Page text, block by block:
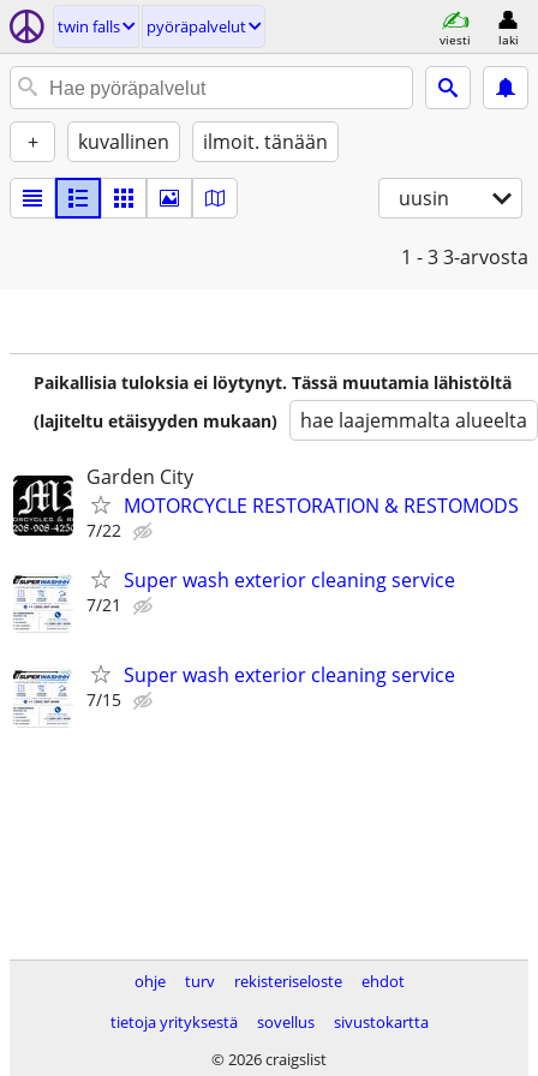
twin falls pyöräpalvelut
viesti laki
+ kuvallinen ilmoit. tänään
uusin
1 - 33-arvosta
Paikallisia tuloksia ei löytynyt. Tässä muutamia lähistöltä
(lajiteltu etäisyyden mukaan)
hae laajemmalta alueelta
Garden City
MOTORCYCLE RESTORATION & RESTOMODS
7/22
Super wash exterior cleaning service
7/21
Super wash exterior cleaning service
7/15
ohje turv rekisteriseloste
ehdot
tietoja yrityksestä
sovellus
sivustokartta
© 2026 craigslist